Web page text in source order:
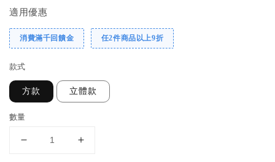
適用優惠
消費滿千回饋金 任2件商品以上9折
款式
方款 立體款
數量